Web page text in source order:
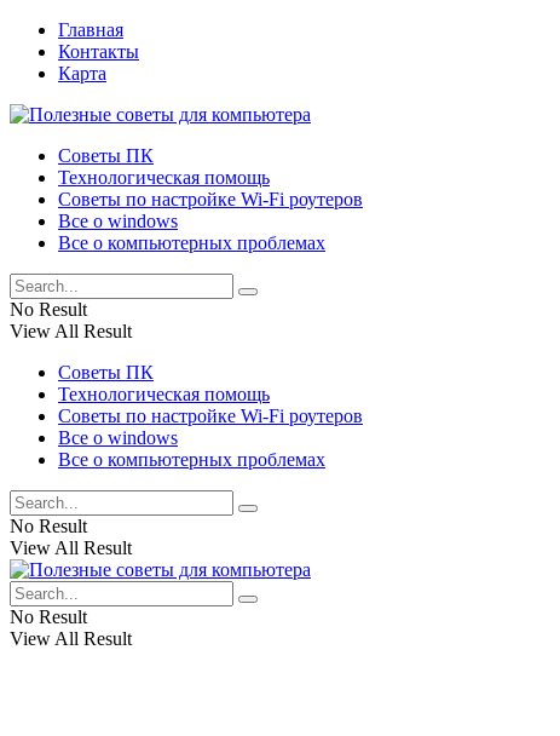
Главная
Контакты
Карта
Советы ПК
Технологическая помощь
Советы по настройке Wi-Fi роутеров
Все о windows
Все о компьютерных проблемах
No Result
View All Result
Советы ПК
Технологическая помощь
Советы по настройке Wi-Fi роутеров
Все о windows
Все о компьютерных проблемах
No Result
View All Result
No Result
View All Result